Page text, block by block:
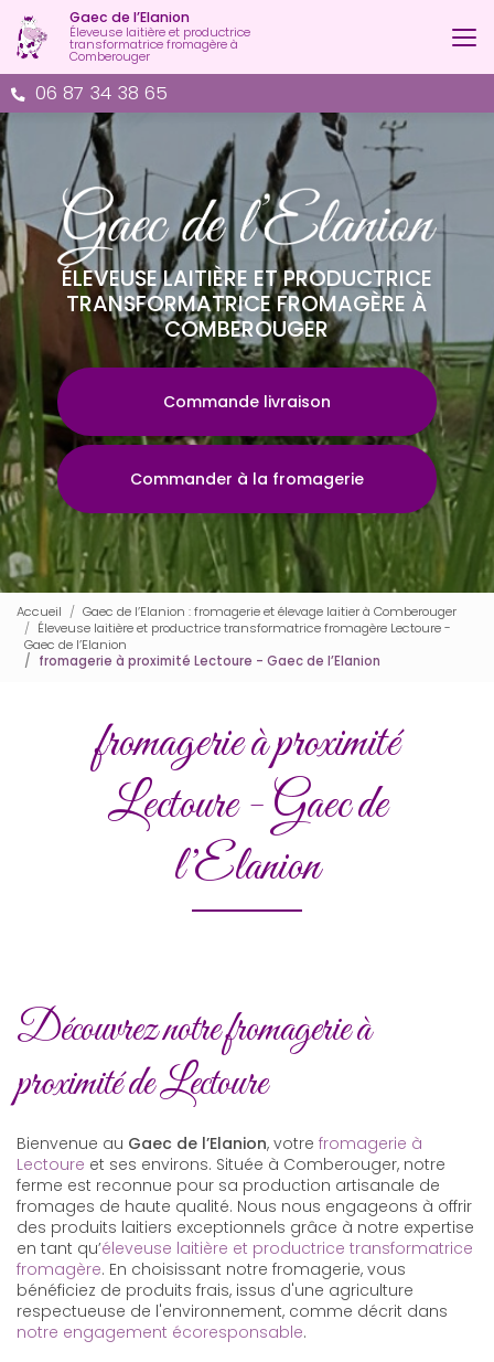
Aller
au
contenu
principal
06 87 34 38 65
Gaec de l’Elanion
Éleveuse laitière et productrice
transformatrice fromagère à
Comberouger
ÉLEVEUSE LAITIÈRE ET PRODUCTRICE
TRANSFORMATRICE FROMAGÈRE À
COMBEROUGER
Commande livraison
Commander à la fromagerie
Accueil
Gaec de l’Elanion : fromagerie et élevage laitier à Comberouger
Éleveuse laitière et productrice transformatrice fromagère Lectoure -
Gaec de l’Elanion
fromagerie à proximité Lectoure - Gaec de l’Elanion
fromagerie à proximité
Lectoure - Gaec de
l’Elanion
Découvrez notre fromagerie à
proximité de Lectoure
Bienvenue au Gaec de l’Elanion, votre fromagerie à
Lectoure et ses environs. Située à Comberouger, notre
ferme est reconnue pour sa production artisanale de
fromages de haute qualité. Nous nous engageons à offrir
des produits laitiers exceptionnels grâce à notre expertise
en tant qu’éleveuse laitière et productrice transformatrice
fromagère. En choisissant notre fromagerie, vous
bénéficiez de produits frais, issus d'une agriculture
respectueuse de l'environnement, comme décrit dans
notre engagement écoresponsable.